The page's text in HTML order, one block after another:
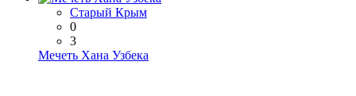
Старый Крым
0
3
Мечеть Хана Узбека